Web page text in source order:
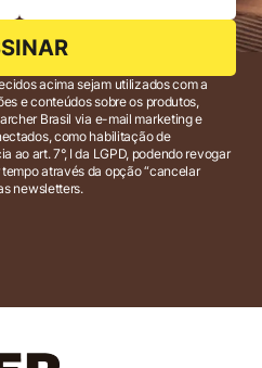
acima sejam utilizados com a
e conteúdos sobre os produtos,
como habilitação de
ao art. 7°, I da LGPD, podendo revogar
através da opção “cancelar
newsletters.